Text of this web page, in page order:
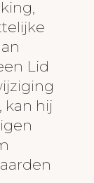
Lid
kan hij